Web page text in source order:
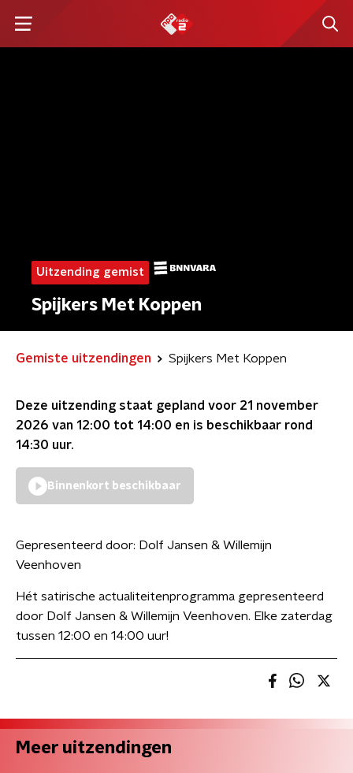
Uitzending gemist
Spijkers Met Koppen
Gemiste uitzendingen Spijkers Met Koppen
Deze uitzending staat gepland voor 21 november
2026 van 12:00 tot 14:00 en is beschikbaar rond
14:30 uur.
Binnenkort beschikbaar
Gepresenteerd door: Dolf Jansen & Willemijn
Veenhoven
Hét satirische actualiteitenprogramma gepresenteerd
door Dolf Jansen & Willemijn Veenhoven. Elke zaterdag
tussen 12:00 en 14:00 uur!
Meer uitzendingen